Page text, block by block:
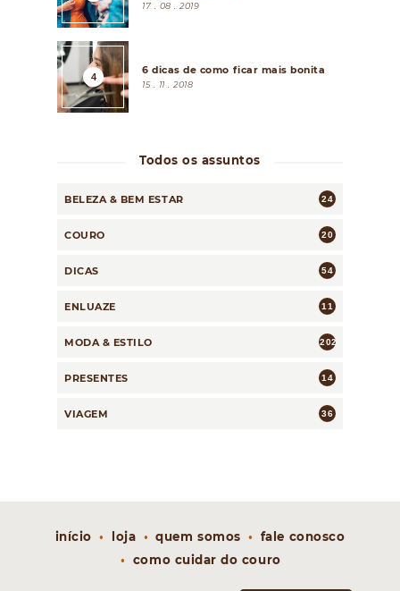
17 . 08 . 2019
6 dicas de como ficar mais bonita
15 . 11 . 2018
Todos os assuntos
BELEZA & BEM ESTAR 24
COURO 20
DICAS 54
ENLUAZE 11
MODA & ESTILO 202
PRESENTES 14
VIAGEM 36
início loja quem somos
fale conosco
como cuidar do couro